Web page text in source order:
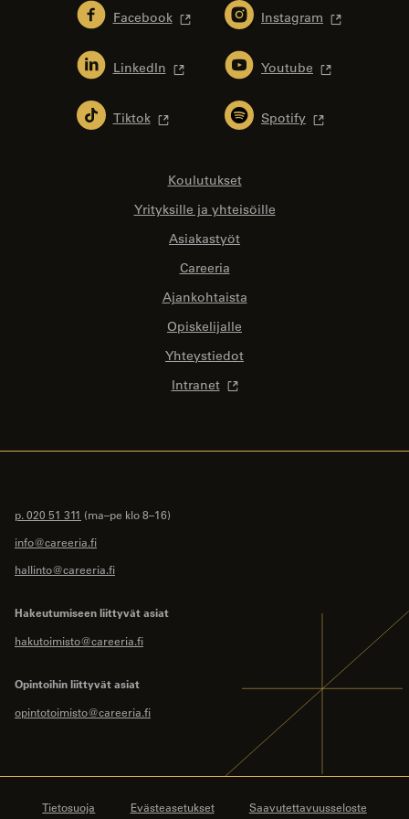
Facebook Instagram
LinkedIn Youtube
Tiktok Spotify
Koulutukset
Yrityksille ja yhteisöille
Asiakastyöt
Careeria
Ajankohtaista
Opiskelijalle
Yhteystiedot
Intranet
p. 020 51 311 (ma–pe klo 8–16)
info@careeria.fi
hallinto@careeria.fi
Hakeutumiseen liittyvät asiat
hakutoimisto@careeria.fi
Opintoihin liittyvät asiat
opintotoimisto@careeria.fi
Tietosuoja Evästeasetukset Saavutettavuusseloste